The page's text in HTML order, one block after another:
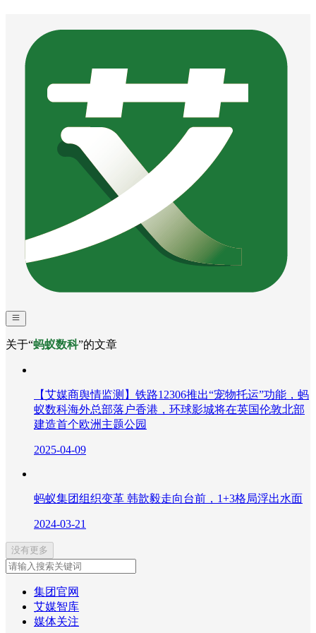
关于“蚂蚁数科”的文章
【艾媒商舆情监测】铁路12306推出“宠物托运”功能，蚂
蚁数科海外总部落户香港，环球影城将在英国伦敦北部
建造首个欧洲主题公园
2025-04-09
蚂蚁集团组织变革 韩歆毅走向台前，1+3格局浮出水面
2024-03-21
没有更多
集团官网
艾媒智库
媒体关注